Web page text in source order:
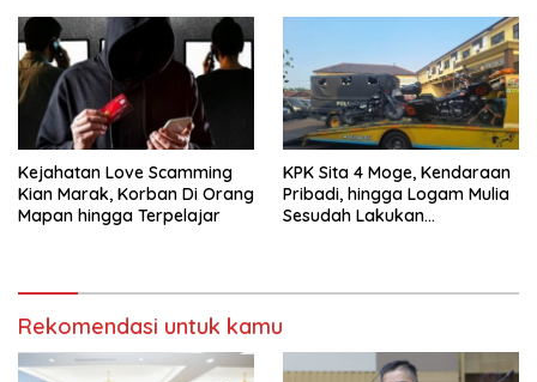
Kejahatan Love Scamming
Kian Marak, Korban Di Orang
Mapan hingga Terpelajar
KPK Sita 4 Moge, Kendaraan
Pribadi, hingga Logam Mulia
Sesudah Lakukan
Pemalang
Rekomendasi untuk kamu